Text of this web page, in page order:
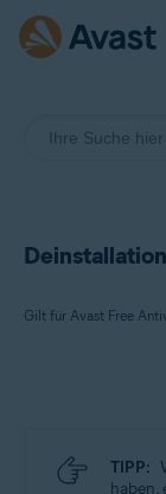
Gilt für Avast Free
Betriebssysteme:
TIPP:
haben,